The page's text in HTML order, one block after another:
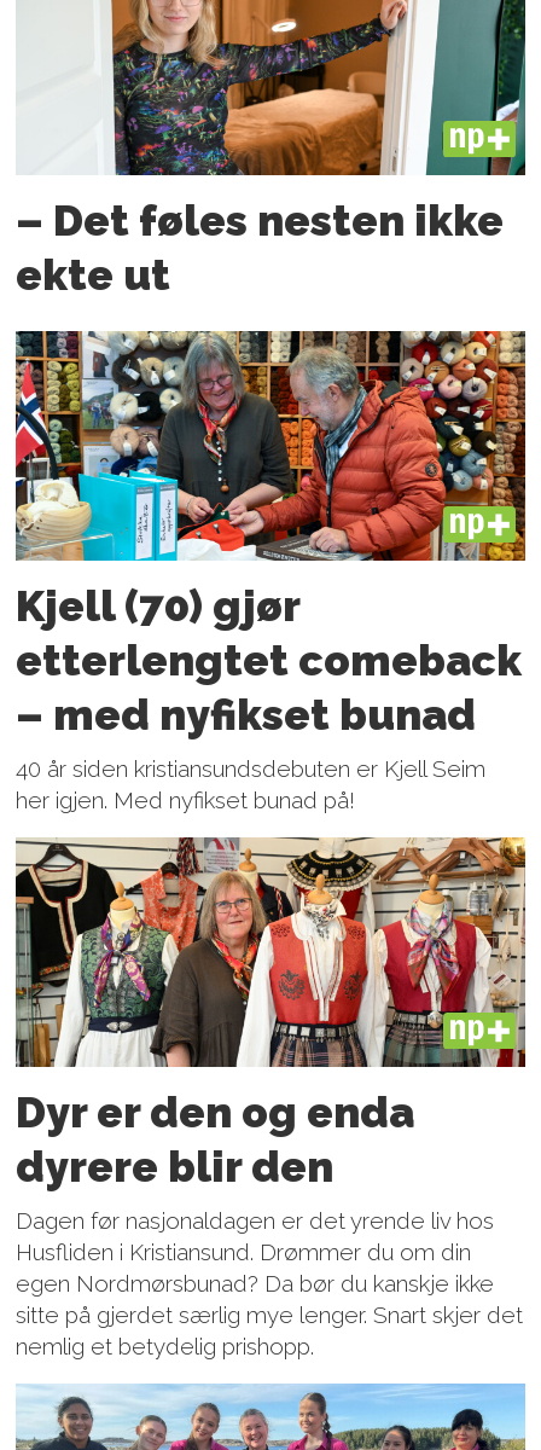
PLUS
– Det føles nesten ikke
ekte ut
PLUS
Kjell (70) gjør
etterlengtet comeback
– med nyfikset bunad
40 år siden kristiansundsdebuten er Kjell Seim
her igjen. Med nyfikset bunad på!
PLUS
Dyr er den og enda
dyrere blir den
Dagen før nasjonaldagen er det yrende liv hos
Husfliden i Kristiansund. Drømmer du om din
egen Nordmørsbunad? Da bør du kanskje ikke
sitte på gjerdet særlig mye lenger. Snart skjer det
nemlig et betydelig prishopp.